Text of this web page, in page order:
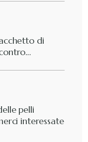
di
pelli
interessate